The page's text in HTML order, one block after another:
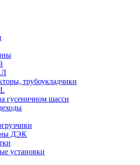
трубоукладчики
гусеничном шасси
ДЭК
установки